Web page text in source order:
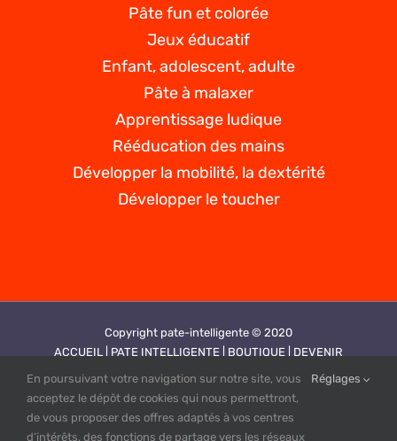
Pâte fun et colorée
Jeux éducatif
Enfant, adolescent, adulte
Pâte à malaxer
Apprentissage ludique
Rééducation des mains
Développer la mobilité, la dextérité
Développer le toucher
Copyright pate-intelligente © 2020
ACCUEIL | PATE INTELLIGENTE | BOUTIQUE | DEVENIR
REVENDEUR |
VIDEOS | CONTACT | PLAN DE SITE |
MENTIONS
LEGALES |
CGV |
POLITIQUE DE CONFIDENTIALITE
Création site web by PUBINLYON
En poursuivant votre navigation sur notre site, vous
acceptez le dépôt de cookies qui nous permettront,
de vous proposer des offres adaptés à vos centres
d’intérêts, des fonctions de partage vers les réseaux
Réglages